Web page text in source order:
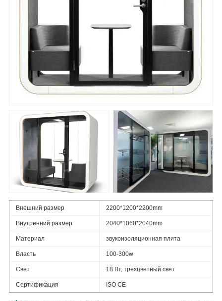
Внешний размер 2200*1200*2200mm
Внутренний размер 2040*1060*2040mm
Материал звукоизоляционная плита
Власть 100-300w
Свет 18 Вт, трехцветный свет
Сертификация ISO CE